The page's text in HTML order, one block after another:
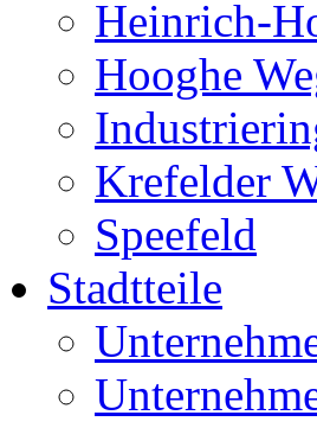
Heinrich-
Hooghe
Krefelder
Speefeld
Stadtteile